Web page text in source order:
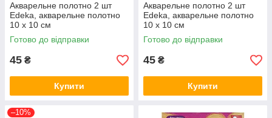
Акварельне полотно 2 шт
Edeka, акварельне полотно
10 х 10 см
Готово до відправки
45 ₴
Купити
Акварельне полотно 2 шт
Edeka, акварельне полотно
10 х 10 см
Готово до відправки
45 ₴
Купити
–10%